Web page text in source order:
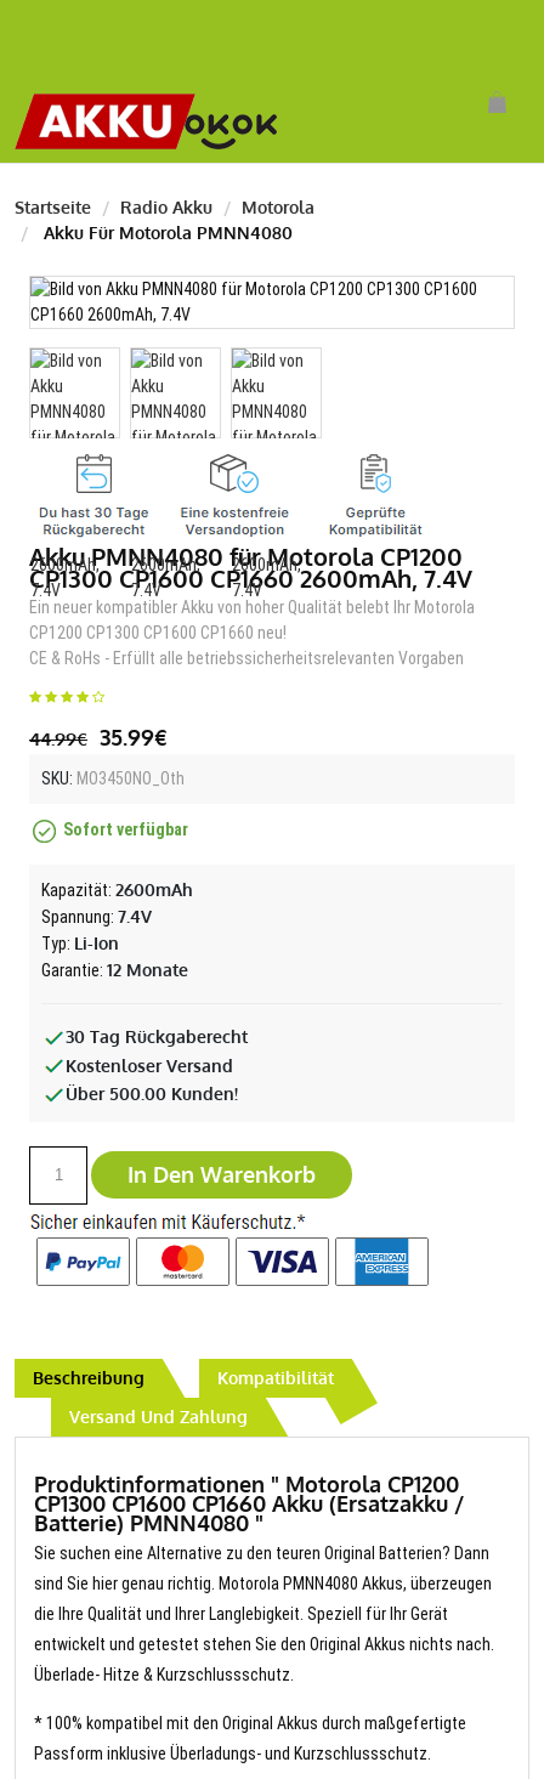
Startseite Radio Akku
Motorola
Akku Für Motorola PMNN4080
Akku PMNN4080 für Motorola CP1200
CP1300 CP1600 CP1660 2600mAh, 7.4V
Ein neuer kompatibler Akku von hoher Qualität belebt Ihr Motorola
CP1200 CP1300 CP1600 CP1660 neu!
CE & RoHs - Erfüllt alle betriebssicherheitsrelevanten Vorgaben
44.99€ 35.99€
SKU: MO3450NO_Oth
Sofort verfügbar
Kapazität: 2600mAh
Spannung: 7.4V
Typ: Li-Ion
Garantie: 12 Monate
30 Tag Rückgaberecht
Kostenloser Versand
Über 500.00 Kunden!
In Den Warenkorb
Beschreibung
Kompatibilität
Versand Und Zahlung
Produktinformationen " Motorola CP1200
CP1300 CP1600 CP1660 Akku (Ersatzakku /
Batterie) PMNN4080 "
Sie suchen eine Alternative zu den teuren Original Batterien? Dann
sind Sie hier genau richtig. Motorola PMNN4080 Akkus, überzeugen
die Ihre Qualität und Ihrer Langlebigkeit. Speziell für Ihr Gerät
entwickelt und getestet stehen Sie den Original Akkus nichts nach.
Überlade- Hitze & Kurzschlussschutz.
* 100% kompatibel mit den Original Akkus durch maßgefertigte
Passform inklusive Überladungs- und Kurzschlussschutz.